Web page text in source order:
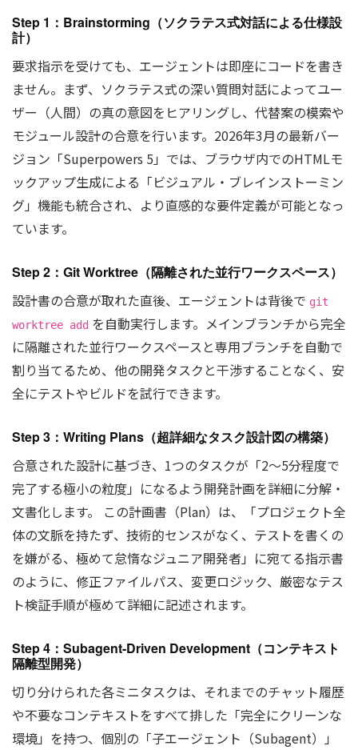
Step 1：Brainstorming（ソクラテス式対話による仕様設
計）
要求指示を受けても、エージェントは即座にコードを書き
ません。まず、ソクラテス式の深い質問対話によってユー
ザー（人間）の真の意図をヒアリングし、代替案の模索や
モジュール設計の合意を行います。2026年3月の最新バー
ジョン「Superpowers 5」では、ブラウザ内でのHTMLモ
ックアップ生成による「ビジュアル・ブレインストーミン
グ」機能も統合され、より直感的な要件定義が可能となっ
ています。
Step 2：Git Worktree（隔離された並行ワークスペース）
設計書の合意が取れた直後、エージェントは背後で git
worktree add を自動実行します。メインブランチから完全
に隔離された並行ワークスペースと専用ブランチを自動で
割り当てるため、他の開発タスクと干渉することなく、安
全にテストやビルドを試行できます。
Step 3：Writing Plans（超詳細なタスク設計図の構築）
合意された設計に基づき、1つのタスクが「2〜5分程度で
完了する極小の粒度」になるよう開発計画を詳細に分解・
文書化します。 この計画書（Plan）は、「プロジェクト全
体の文脈を持たず、技術的センスがなく、テストを書くの
を嫌がる、極めて怠惰なジュニア開発者」に宛てる指示書
のように、修正ファイルパス、変更ロジック、厳密なテス
ト検証手順が極めて詳細に記述されます。
Step 4：Subagent-Driven Development（コンテキスト
隔離型開発）
切り分けられた各ミニタスクは、それまでのチャット履歴
や不要なコンテキストをすべて排した「完全にクリーンな
環境」を持つ、個別の「子エージェント（Subagent）」